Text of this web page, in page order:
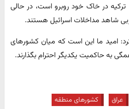
در خاک خود روبرو است، در حالی
شاهد مداخلات اسرائیل هستند.
امید ما این است که میان کشورهای
به حاکمیت یکدیگر احترام بگذارند.
عراق کشورهای منطقه